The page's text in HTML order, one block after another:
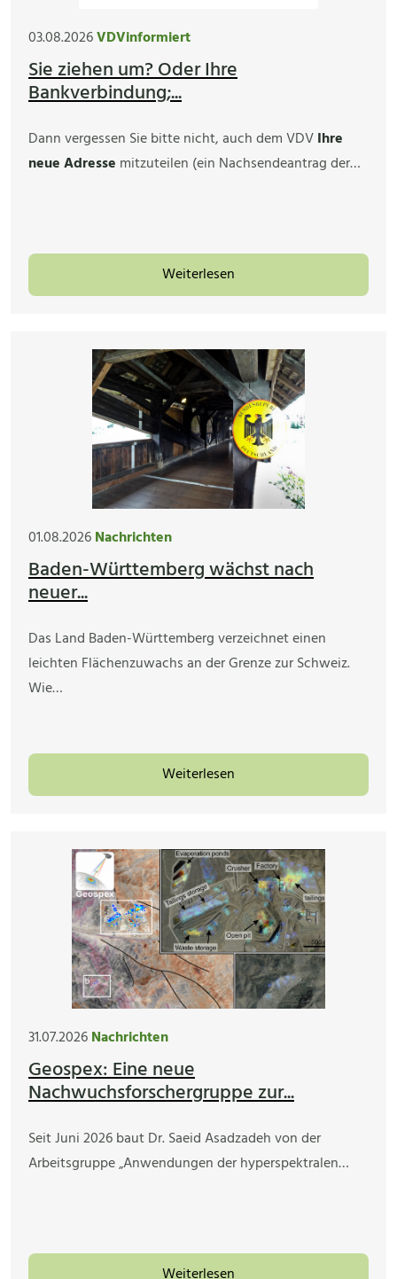
03.08.2026VDVinformiert
Sie ziehen um? Oder Ihre
Bankverbindung;...
Dann vergessen Sie bitte nicht, auch dem VDVIhre
neue Adresse mitzuteilen (ein Nachsendeantrag der…
Weiterlesen
01.08.2026Nachrichten
Baden-Württemberg wächst nach
neuer...
Das Land Baden-Württemberg verzeichnet einen
leichten Flächenzuwachs an der Grenze zur Schweiz.
Wie…
Weiterlesen
31.07.2026Nachrichten
Geospex: Eine neue
Nachwuchsforschergruppe zur...
Seit Juni 2026 baut Dr. Saeid Asadzadeh von der
Arbeitsgruppe „Anwendungen der hyperspektralen…